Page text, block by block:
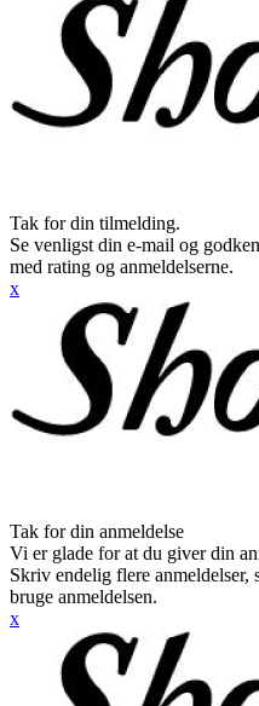
Tak for din tilmelding.
Se venligst din e-mail og
med rating og anmeldelserne.
x
Tak for din anmeldelse
Vi er glade for at du giver din
Skriv endelig flere anmeldelser,
bruge anmeldelsen.
x